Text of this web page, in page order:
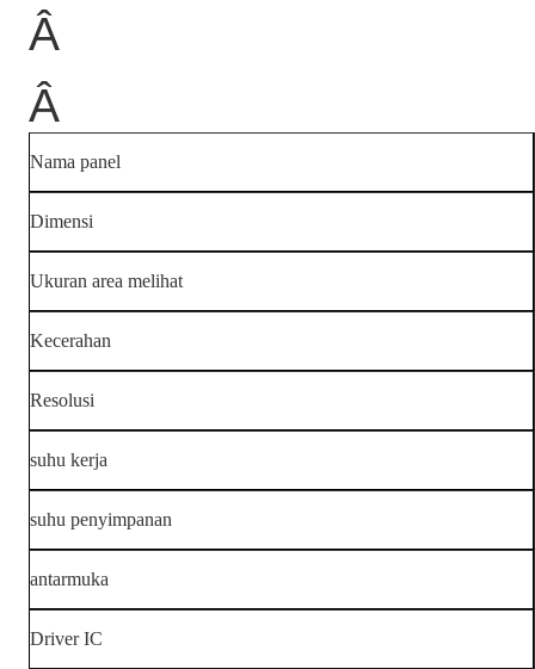
Â
Â
Nama panel
Dimensi
Ukuran area melihat
Kecerahan
Resolusi
suhu kerja
suhu penyimpanan
antarmuka
Driver IC